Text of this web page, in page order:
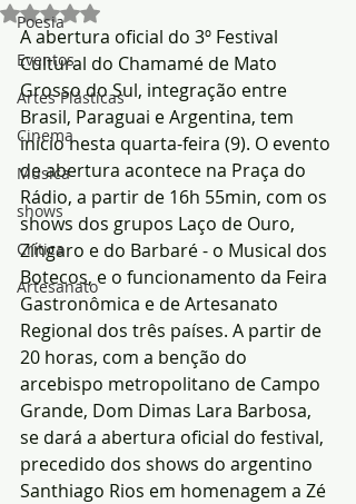
Poesia
Eventos
Artes Plásticas
Cinema
Música
shows
Crítica
Artesanato
Avaliado com NaN de 5 estrelas.
A abertura oficial do 3º Festival
Cultural do Chamamé de Mato
Grosso do Sul, integração entre
Brasil, Paraguai e Argentina, tem
início nesta quarta-feira (9). O evento
de abertura acontece na Praça do
Rádio, a partir de 16h 55min, com os
shows dos grupos Laço de Ouro,
Zíngaro e do Barbaré - o Musical dos
Botecos, e o funcionamento da Feira
Gastronômica e de Artesanato
Regional dos três países. A partir de
20 horas, com a benção do
arcebispo metropolitano de Campo
Grande, Dom Dimas Lara Barbosa,
se dará a abertura oficial do festival,
precedido dos shows do argentino
Santhiago Rios em homenagem a Zé